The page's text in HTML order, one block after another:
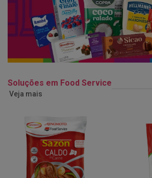
Soluções em Food Service
Veja mais